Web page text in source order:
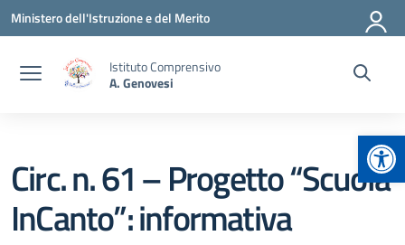
Vai ai contenuti
Vai al menu di navigazione
Vai al footer
Ministero dell'Istruzione e del Merito
Istituto Comprensivo
A. Genovesi
Circ. n. 61 – Progetto “Scuola
InCanto”: informativa